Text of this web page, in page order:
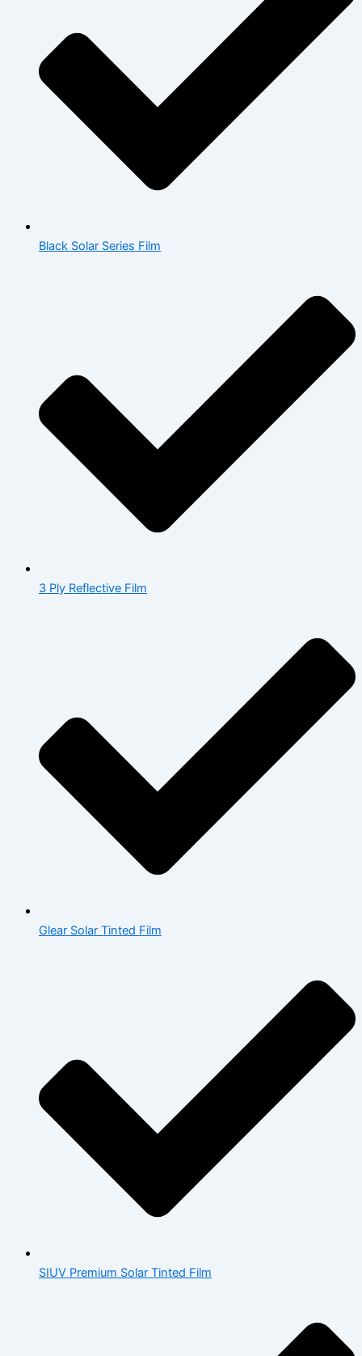
Black Solar Series Film
3 Ply Reflective Film
Glear Solar Tinted Film
SIUV Premium Solar Tinted Film